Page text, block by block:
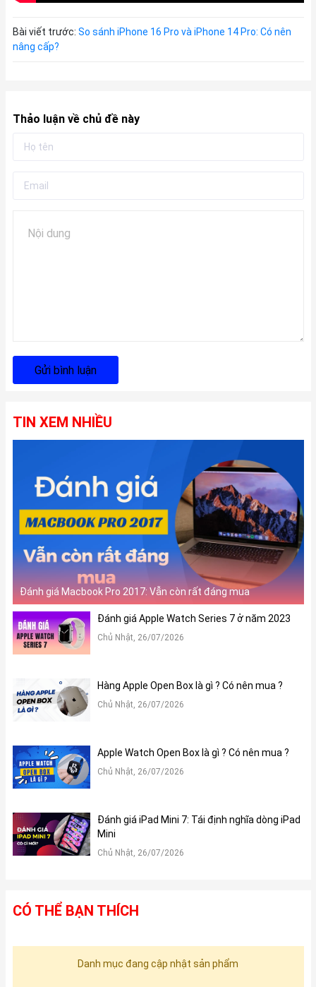
Bài viết trước: So sánh iPhone 16 Pro và iPhone 14 Pro: Có nên
nâng cấp?
Thảo luận về chủ đề này
Gửi bình luận
TIN XEM NHIỀU
Đánh giá Macbook Pro 2017: Vẫn còn rất đáng mua
Đánh giá Apple Watch Series 7 ở năm 2023
Chủ Nhật, 26/07/2026
Hàng Apple Open Box là gì ? Có nên mua ?
Chủ Nhật, 26/07/2026
Apple Watch Open Box là gì ? Có nên mua ?
Chủ Nhật, 26/07/2026
Đánh giá iPad Mini 7: Tái định nghĩa dòng iPad
Mini
Chủ Nhật, 26/07/2026
CÓ THỂ BẠN THÍCH
Danh mục đang cập nhật sản phẩm